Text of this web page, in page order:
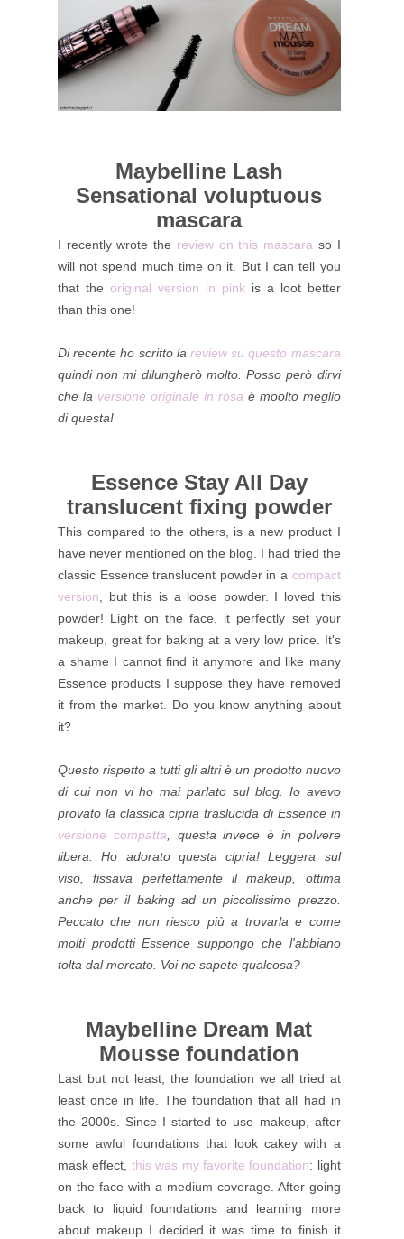
Maybelline Lash
Sensational voluptuous
mascara
I recently wrote the review on this mascara so I
will not spend much time on it. But I can tell you
that the original version in pinkis a loot better
than this one!
Di recente ho scritto lareview su questo mascara
quindi non mi dilungherò molto. Posso però dirvi
che la versione originale in rosa è moolto meglio
di questa!
Essence Stay All Day
translucent fixing powder
This compared to the others, is a new product I
have never mentioned on the blog. I had tried the
classic Essence translucent powder in a compact
version , but this is a loose powder. I loved this
powder! Light on the face, it perfectly set your
makeup, great for baking at a very low price. It's
a shame I cannot find it anymore and like many
Essence products I suppose they have removed
it from the market. Do you know anything about
it?
Questo rispetto a tutti gli altri è un prodotto nuovo
di cui non vi ho mai parlato sul blog. Io avevo
provato la classica cipria traslucida di Essence in
versione compatta , questa invece è in polvere
libera. Ho adorato questa cipria! Leggera sul
viso, fissava perfettamente il makeup, ottima
anche per il baking ad un piccolissimo prezzo.
Peccato che non riesco più a trovarla e come
molti prodotti Essence suppongo che l'abbiano
tolta dal mercato. Voi ne sapete qualcosa?
Maybelline Dream Mat
Mousse foundation
Last but not least, the foundation we all tried at
least once in life. The foundation that all had in
the 2000s. Since I started to use makeup, after
some awful foundations that look cakey with a
mask effect, this was my favorite foundation: light
on the face with a medium coverage. After going
back to liquid foundations and learning more
about makeup I decided it was time to finish it